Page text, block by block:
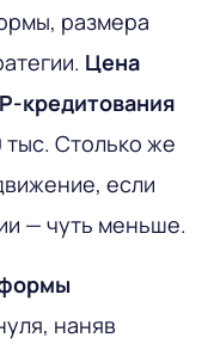
размера
Цена
кредитования
тыс. Столько же
если
— чуть меньше.
наняв